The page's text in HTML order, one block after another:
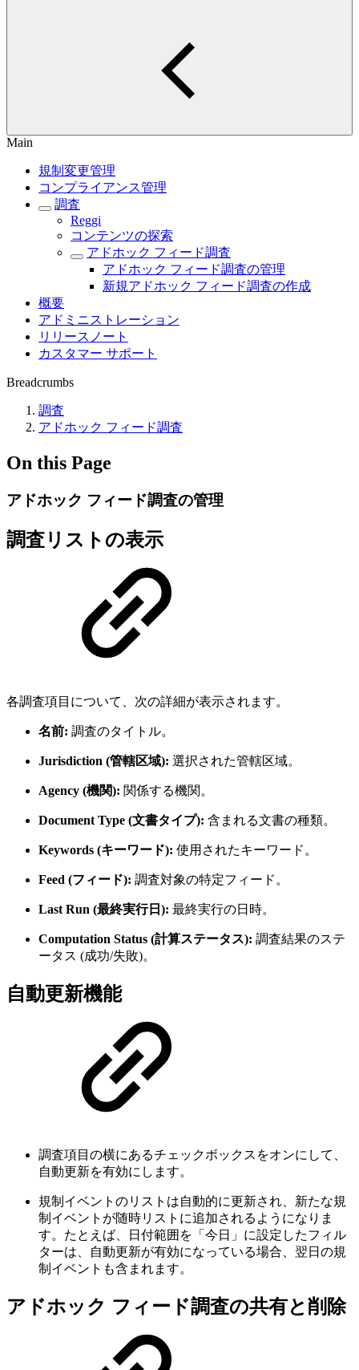
Main
規制変更管理
コンプライアンス管理
調査
Reggi
コンテンツの探索
アドホック フィード調査
アドホック フィード調査の管理
新規アドホック フィード調査の作成
概要
アドミニストレーション
リリースノート
カスタマー サポート
Breadcrumbs
調査
アドホック フィード調査
On this Page
アドホック フィード調査の管理
調査リストの表示
各調査項目について、次の詳細が表示されます。
名前: 調査のタイトル。
Jurisdiction (管轄区域): 選択された管轄区域。
Agency (機関): 関係する機関。
Document Type (文書タイプ): 含まれる文書の種類。
Keywords (キーワード): 使用されたキーワード。
Feed (フィード): 調査対象の特定フィード。
Last Run (最終実行日): 最終実行の日時。
Computation Status (計算ステータス): 調査結果のステ
ータス (成功/失敗)。
自動更新機能
調査項目の横にあるチェックボックスをオンにして、
自動更新を有効にします。
規制イベントのリストは自動的に更新され、新たな規
制イベントが随時リストに追加されるようになりま
す。たとえば、日付範囲を「今日」に設定したフィル
ターは、自動更新が有効になっている場合、翌日の規
制イベントも含まれます。
アドホック フィード調査の共有と削除